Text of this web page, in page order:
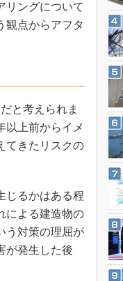
リングについて
観点からアフタ
と考えられま
以上前からイメ
てきたリスクの
じるかはある程
による建造物の
う対策の理屈が
が発生した後